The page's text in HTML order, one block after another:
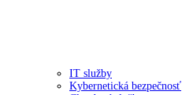
IT služby
Kybernetická bezpečnosť